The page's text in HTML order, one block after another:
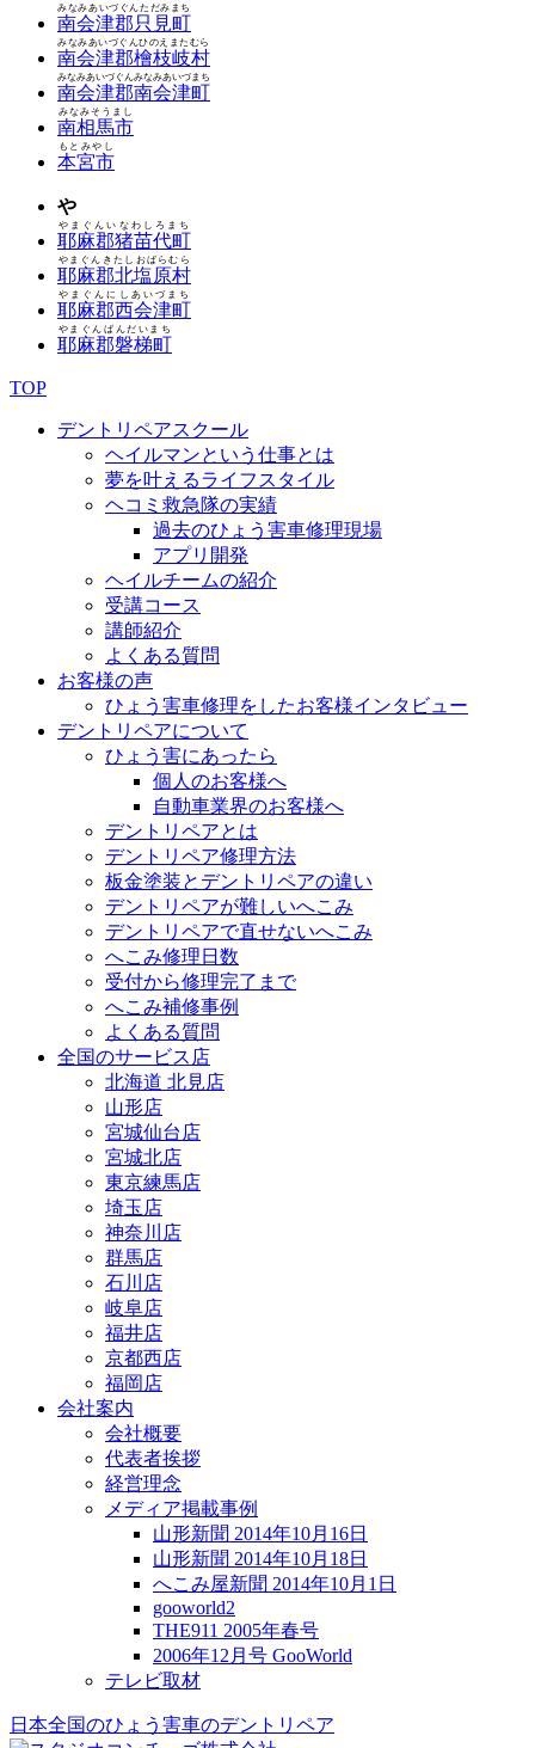
南会津郡只見町
みなみあいづぐんただみまち
南会津郡檜枝岐村
みなみあいづぐんひのえまたむら
南会津郡南会津町
みなみあいづぐんみなみあいづまち
南相馬市
みなみそうまし
本宮市
もとみやし
や
耶麻郡猪苗代町
やまぐんいなわしろまち
耶麻郡北塩原村
やまぐんきたしおばらむら
耶麻郡西会津町
やまぐんにしあいづまち
耶麻郡磐梯町
やまぐんばんだいまち
TOP
デントリペアスクール
ヘイルマンという仕事とは
夢を叶えるライフスタイル
ヘコミ救急隊の実績
過去のひょう害車修理現場
アプリ開発
ヘイルチームの紹介
受講コース
講師紹介
よくある質問
お客様の声
ひょう害車修理をしたお客様インタビュー
デントリペアについて
ひょう害にあったら
個人のお客様へ
自動車業界のお客様へ
デントリペアとは
デントリペア修理方法
板金塗装とデントリペアの違い
デントリペアが難しいへこみ
デントリペアで直せないへこみ
へこみ修理日数
受付から修理完了まで
へこみ補修事例
よくある質問
全国のサービス店
北海道 北見店
山形店
宮城仙台店
宮城北店
東京練馬店
埼玉店
神奈川店
群馬店
石川店
岐阜店
福井店
京都西店
福岡店
会社案内
会社概要
代表者挨拶
経営理念
メディア掲載事例
山形新聞 2014年10月16日
山形新聞 2014年10月18日
へこみ屋新聞 2014年10月1日
gooworld2
THE911 2005年春号
2006年12月号 GooWorld
テレビ取材
日本全国のひょう害車のデントリペア